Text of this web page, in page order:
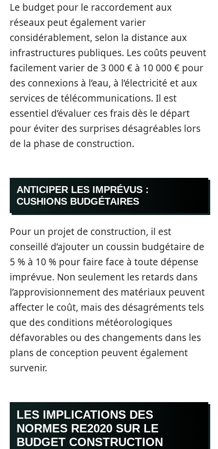
Le budget pour le raccordement aux
réseaux peut également varier
considérablement, selon la distance aux
infrastructures publiques. Les coûts peuvent
facilement varier de 3 000 € à 10 000 € pour
des connexions à l’eau, à l’électricité et aux
services de télécommunications. Il est
essentiel d’évaluer ces frais dès le départ
pour éviter des surprises désagréables lors
de la phase de construction.
ANTICIPER LES IMPRÉVUS :
CUSHIONS BUDGÉTAIRES
Pour un projet de construction, il est
conseillé d’ajouter un coussin budgétaire de
5 % à 10 % pour faire face à toute dépense
imprévue. Non seulement les retards dans
l’approvisionnement des matériaux peuvent
affecter le coût, mais des désagréments tels
que des conditions météorologiques
défavorables ou des changements dans les
plans de conception peuvent également
survenir.
LES IMPLICATIONS DES
NORMES RE2020 SUR LE
BUDGET CONSTRUCTION